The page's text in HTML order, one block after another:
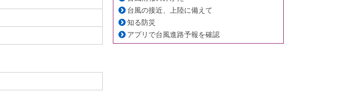
台風の接近、上陸に備えて
知る防災
アプリで台風進路予報を確認